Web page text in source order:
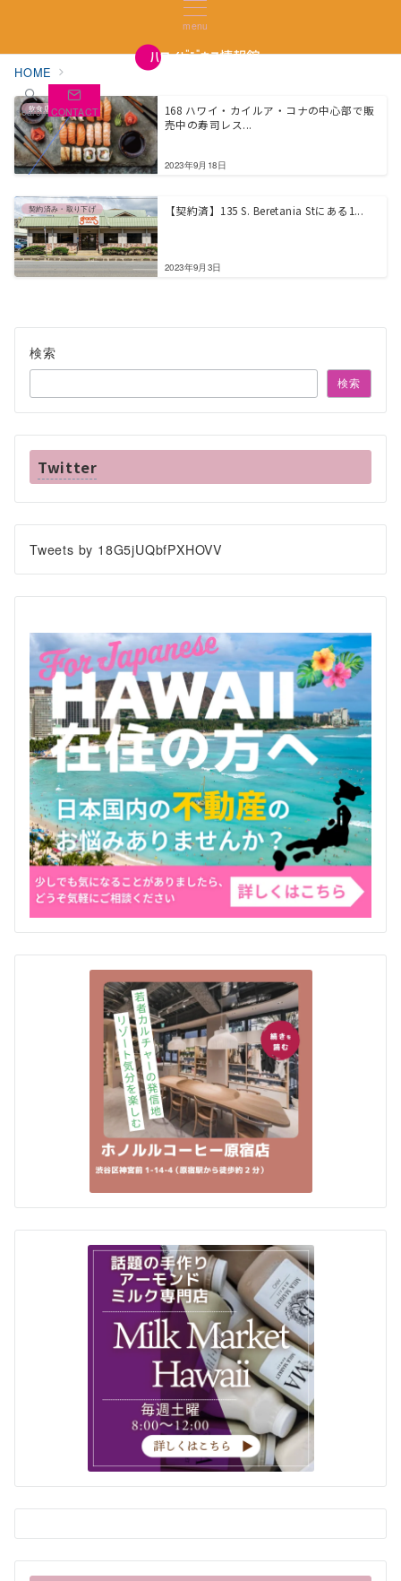
menu
search CONTACT
HOME
飲食店＆食品関係
168 ハワイ・カイルア・コナの中心部で販
売中の寿司レス...
2023年9月18日
契約済み・取り下げ 【契約済】135 S. Beretania Stにある1...
2023年9月3日
検索
検索
Twitter
Tweets by 18G5jUQbfPXHOVV